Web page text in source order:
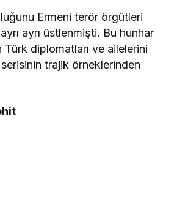
Ermeni terör örgütleri
ayrı üstlenmişti. Bu hunhar
Türk diplomatları ve ailelerini
serisinin trajik örneklerinden